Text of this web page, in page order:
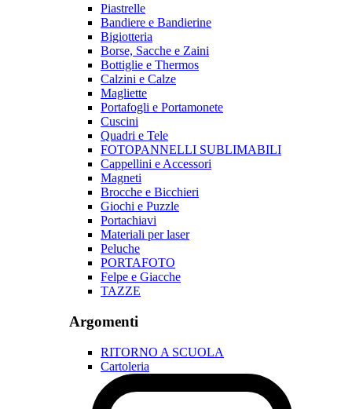
Piastrelle
Bandiere e Bandierine
Bigiotteria
Borse, Sacche e Zaini
Bottiglie e Thermos
Calzini e Calze
Magliette
Portafogli e Portamonete
Cuscini
Quadri e Tele
FOTOPANNELLI SUBLIMABILI
Cappellini e Accessori
Magneti
Brocche e Bicchieri
Giochi e Puzzle
Portachiavi
Materiali per laser
Peluche
PORTAFOTO
Felpe e Giacche
TAZZE
Argomenti
RITORNO A SCUOLA
Cartoleria